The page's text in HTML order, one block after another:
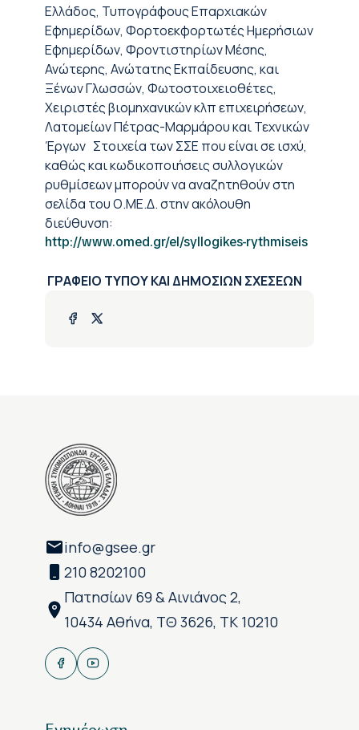
Ελλάδος, Τυπογράφους Επαρχιακών
Εφημερίδων, Φορτοεκφορτωτές Ημερήσιων
Εφημερίδων, Φροντιστηρίων Μέσης,
Ανώτερης, Ανώτατης Εκπαίδευσης, και
Ξένων Γλωσσών, Φωτοστοιχειοθέτες,
Χειριστές βιομηχανικών κλπ επιχειρήσεων,
Λατομείων Πέτρας-Μαρμάρου και Τεχνικών
Έργων Στοιχεία των ΣΣΕ που είναι σε ισχύ,
καθώς και κωδικοποιήσεις συλλογικών
ρυθμίσεων μπορούν να αναζητηθούν στη
σελίδα του Ο.ΜΕ.Δ. στην ακόλουθη
διεύθυνση:
http://www.omed.gr/el/syllogikes-rythmiseis
ΓΡΑΦΕΙΟ ΤΥΠΟΥ ΚΑΙ ΔΗΜΟΣΙΩΝ ΣΧΕΣΕΩΝ
info@gsee.gr
210 8202100
Πατησίων 69 & Αινιάνος 2,
10434 Αθήνα, ΤΘ 3626, ΤΚ 10210